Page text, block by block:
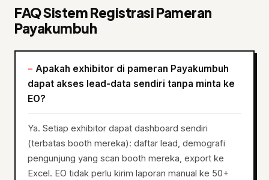
FAQ Sistem Registrasi Pameran
Payakumbuh
Apakah exhibitor di pameran Payakumbuh
dapat akses lead-data sendiri tanpa minta ke
EO?
Ya. Setiap exhibitor dapat dashboard sendiri
(terbatas booth mereka): daftar lead, demografi
pengunjung yang scan booth mereka, export ke
Excel. EO tidak perlu kirim laporan manual ke 50+